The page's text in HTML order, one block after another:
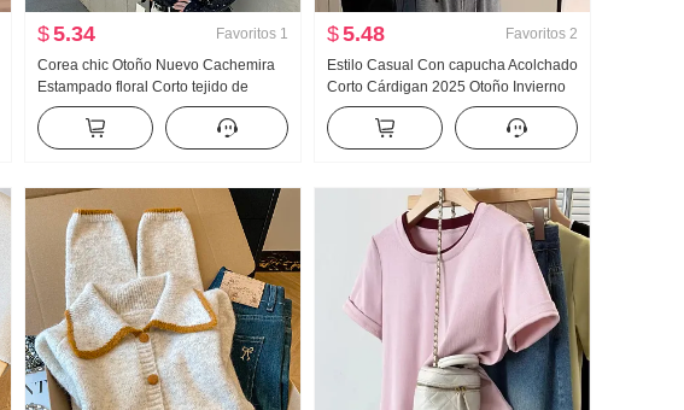
$5.34 Favoritos 1
Corea chic Otoño Nuevo Cachemira
Estampado floral Corto tejido de
punto Cárdigan Ajustado Adelgazante
Chaleco Gigante Bonito Conjunto de
dos piezas
$5.48 Favoritos 2
Estilo Casual Con capucha Acolchado
Corto Cárdigan 2025 Otoño Invierno
Nuevo Estilo coreano Deporte Viento
Adelgazante Top Suéter de punto